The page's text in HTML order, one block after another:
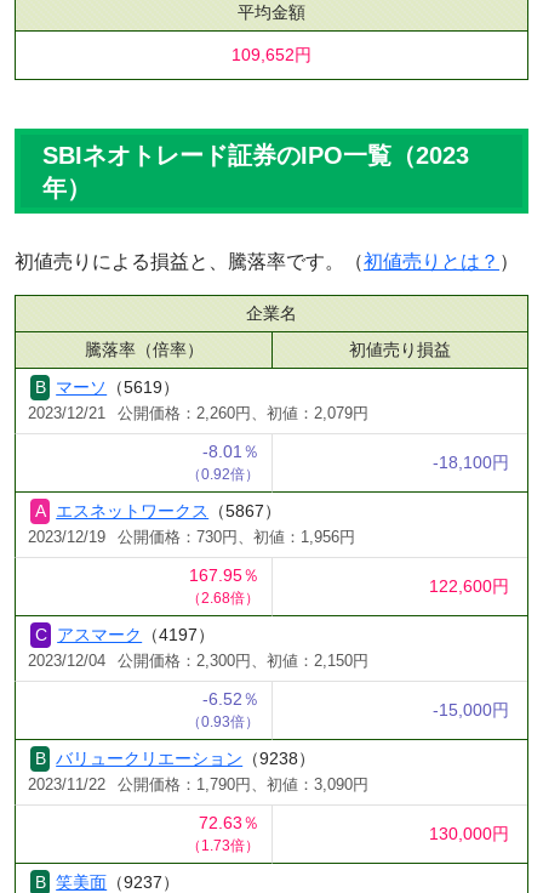
平均金額
109,652円
SBIネオトレード証券のIPO一覧（2023
年）
初値売りによる損益と、騰落率です。（初値売りとは？ ）
企業名
騰落率（倍率）
初値売り損益
マーソ
（5619）
2023/12/21 公開価格：2,260円、初値：2,079円
-8.01％
（0.92倍）
-18,100円
エスネットワークス （5867）
2023/12/19 公開価格：730円、初値：1,956円
167.95％
（2.68倍）
122,600円
アスマーク （4197）
2023/12/04 公開価格：2,300円、初値：2,150円
-6.52％
（0.93倍）
-15,000円
バリュークリエーション （9238）
2023/11/22 公開価格：1,790円、初値：3,090円
72.63％
（1.73倍）
130,000円
笑美面 （9237）